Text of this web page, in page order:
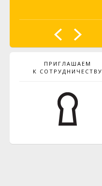
ПРИГЛАШАЕМ
К СОТРУДНИЧЕСТВУ